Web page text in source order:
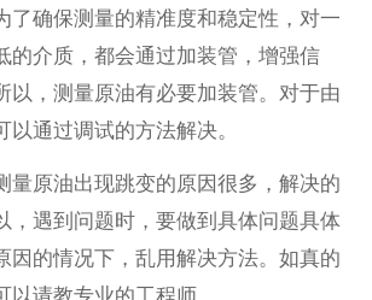
了确保测量的精准度和稳定性，对一
的介质，都会通过加装管，增强信
以，测量原油有必要加装管。对于由
通过调试的方法解决。
量原油出现跳变的原因很多，解决的
，遇到问题时，要做到具体问题具体
因的情况下，乱用解决方法。如真的